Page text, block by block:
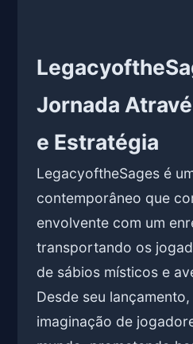
Jornada
e Estratégia
LegacyoftheSages é
contemporâneo que
envolvente com um
transportando os
de sábios místicos e
Desde seu
imaginação de